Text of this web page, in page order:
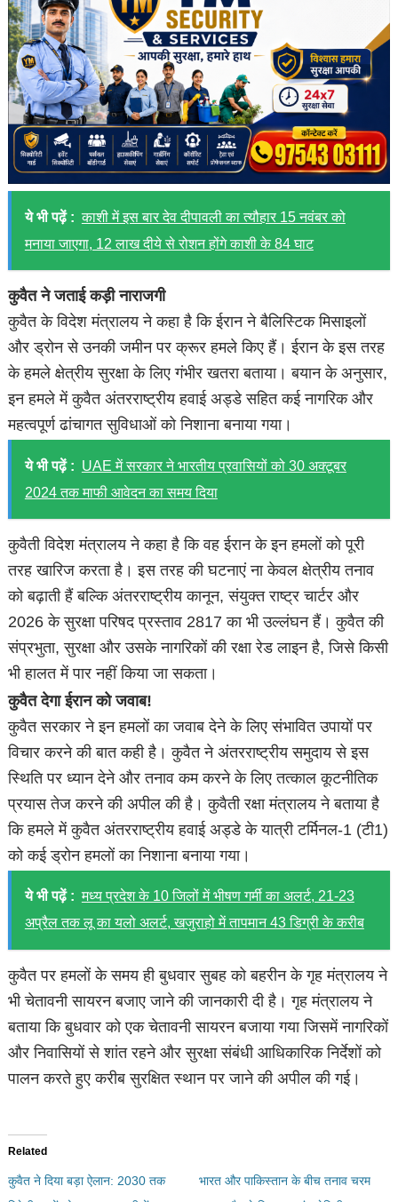
ये भी पढ़ें : काशी में इस बार देव दीपावली का त्यौहार 15 नवंबर को
मनाया जाएगा, 12 लाख दीये से रोशन होंगे काशी के 84 घाट
कुवैत ने जताई कड़ी नाराजगी
कुवैत के विदेश मंत्रालय ने कहा है कि ईरान ने बैलिस्टिक मिसाइलों
और ड्रोन से उनकी जमीन पर क्रूर हमले किए हैं। ईरान के इस तरह
के हमले क्षेत्रीय सुरक्षा के लिए गंभीर खतरा बताया। बयान के अनुसार,
इन हमले में कुवैत अंतरराष्ट्रीय हवाई अड्डे सहित कई नागरिक और
महत्वपूर्ण ढांचागत सुविधाओं को निशाना बनाया गया।
ये भी पढ़ें : UAE में सरकार ने भारतीय प्रवासियों को 30 अक्टूबर
2024 तक माफी आवेदन का समय दिया
कुवैती विदेश मंत्रालय ने कहा है कि वह ईरान के इन हमलों को पूरी
तरह खारिज करता है। इस तरह की घटनाएं ना केवल क्षेत्रीय तनाव
को बढ़ाती हैं बल्कि अंतरराष्ट्रीय कानून, संयुक्त राष्ट्र चार्टर और
2026 के सुरक्षा परिषद प्रस्ताव 2817 का भी उल्लंघन हैं। कुवैत की
संप्रभुता, सुरक्षा और उसके नागरिकों की रक्षा रेड लाइन है, जिसे किसी
भी हालत में पार नहीं किया जा सकता।
कुवैत देगा ईरान को जवाब!
कुवैत सरकार ने इन हमलों का जवाब देने के लिए संभावित उपायों पर
विचार करने की बात कही है। कुवैत ने अंतरराष्ट्रीय समुदाय से इस
स्थिति पर ध्यान देने और तनाव कम करने के लिए तत्काल कूटनीतिक
प्रयास तेज करने की अपील की है। कुवैती रक्षा मंत्रालय ने बताया है
कि हमले में कुवैत अंतरराष्ट्रीय हवाई अड्डे के यात्री टर्मिनल-1 (टी1)
को कई ड्रोन हमलों का निशाना बनाया गया।
ये भी पढ़ें : मध्य प्रदेश के 10 जिलों में भीषण गर्मी का अलर्ट, 21-23
अप्रैल तक लू का यलो अलर्ट, खजुराहो में तापमान 43 डिग्री के करीब
कुवैत पर हमलों के समय ही बुधवार सुबह को बहरीन के गृह मंत्रालय ने
भी चेतावनी सायरन बजाए जाने की जानकारी दी है। गृह मंत्रालय ने
बताया कि बुधवार को एक चेतावनी सायरन बजाया गया जिसमें नागरिकों
और निवासियों से शांत रहने और सुरक्षा संबंधी आधिकारिक निर्देशों को
पालन करते हुए करीब सुरक्षित स्थान पर जाने की अपील की गई।
Related
कुवैत ने दिया बड़ा ऐलान: 2030 तक
भारत और पाकिस्तान के बीच तनाव चरम